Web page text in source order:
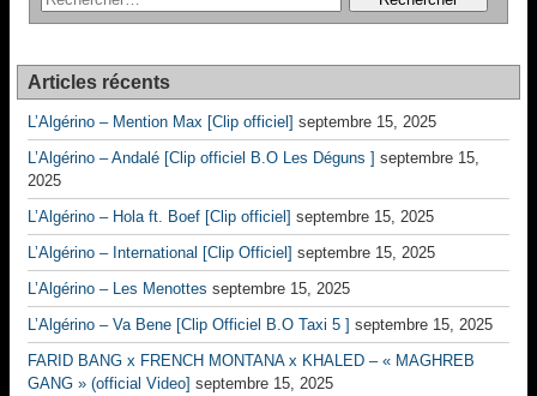
Articles récents
L’Algérino – Mention Max [Clip officiel] septembre 15, 2025
L’Algérino – Andalé [Clip officiel B.O Les Déguns ] septembre 15,
2025
L’Algérino – Hola ft. Boef [Clip officiel] septembre 15, 2025
L’Algérino – International [Clip Officiel] septembre 15, 2025
L’Algérino – Les Menottes septembre 15, 2025
L’Algérino – Va Bene [Clip Officiel B.O Taxi 5 ] septembre 15, 2025
FARID BANG x FRENCH MONTANA x KHALED – « MAGHREB
GANG » (official Video] septembre 15, 2025